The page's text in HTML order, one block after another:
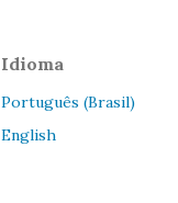
Idioma
Português (Brasil)
English